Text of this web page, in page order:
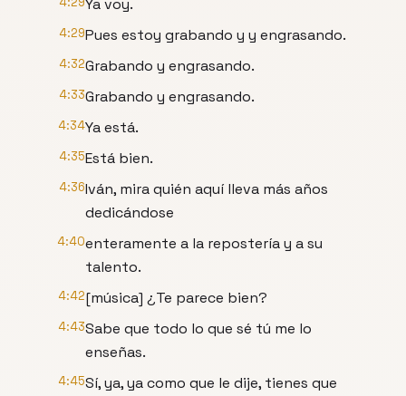
Ya voy.
4:29Pues estoy grabando y y engrasando.
4:32Grabando y engrasando.
4:33Grabando y engrasando.
4:34Ya está.
4:35Está bien.
4:36Iván, mira quién aquí lleva más años
dedicándose
4:40enteramente a la repostería y a su
talento.
4:42[música] ¿Te parece bien?
4:43Sabe que todo lo que sé tú me lo
enseñas.
4:45Sí, ya, ya como que le dije, tienes que